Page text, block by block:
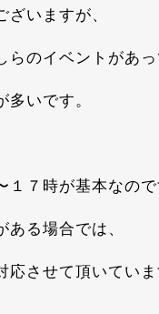
いますが、
のイベントがあっ
いです。
７時が基本なので
る場合では、
させて頂いていま